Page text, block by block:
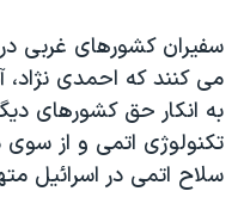
همایش محافظه‌کاران
صفحه‌های ویژه
سفر پرزیدنت ترامپ به چین
سفيران کشورهای غربی
می کنند که احمدی نژاد،
به انکار حق کشورهای
تکنولوژی اتمی و از سوی
سلاح اتمی در اسرائيل